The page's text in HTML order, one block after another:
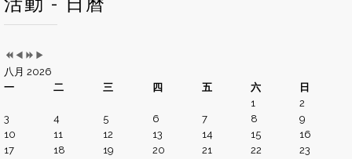
八月 2026
一
二 三 四 五 六
日
1
2
3
4 5 6 7 8
9
10
11 12 13 14 15
16
17
18 19 20 21 22
23